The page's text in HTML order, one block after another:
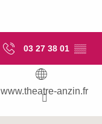
03 27 38 01 ▒▒
www.theatre-anzin.fr